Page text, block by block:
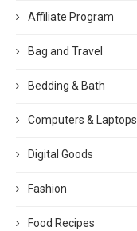
Affiliate Program
Bag and Travel
Bedding & Bath
Computers & Laptops
Digital Goods
Fashion
Food Recipes